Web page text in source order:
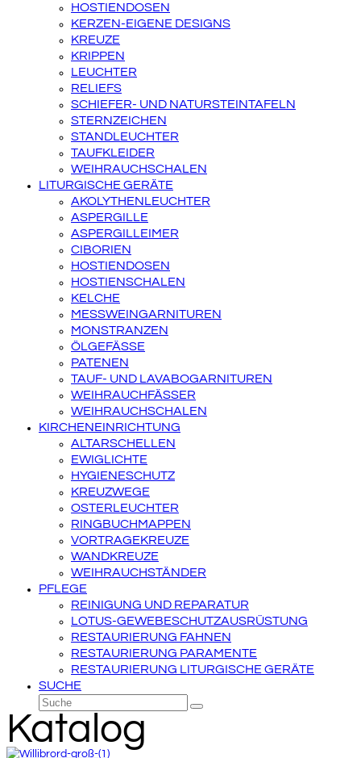
HOSTIENDOSEN
KERZEN-EIGENE DESIGNS
KREUZE
KRIPPEN
LEUCHTER
RELIEFS
SCHIEFER- UND NATURSTEINTAFELN
STERNZEICHEN
STANDLEUCHTER
TAUFKLEIDER
WEIHRAUCHSCHALEN
LITURGISCHE GERÄTE
AKOLYTHENLEUCHTER
ASPERGILLE
ASPERGILLEIMER
CIBORIEN
HOSTIENDOSEN
HOSTIENSCHALEN
KELCHE
MESSWEINGARNITUREN
MONSTRANZEN
ÖLGEFÄSSE
PATENEN
TAUF- UND LAVABOGARNITUREN
WEIHRAUCHFÄSSER
WEIHRAUCHSCHALEN
KIRCHENEINRICHTUNG
ALTARSCHELLEN
EWIGLICHTE
HYGIENESCHUTZ
KREUZWEGE
OSTERLEUCHTER
RINGBUCHMAPPEN
VORTRAGEKREUZE
WANDKREUZE
WEIHRAUCHSTÄNDER
PFLEGE
REINIGUNG UND REPARATUR
LOTUS-GEWEBESCHUTZAUSRÜSTUNG
RESTAURIERUNG FAHNEN
RESTAURIERUNG PARAMENTE
RESTAURIERUNG LITURGISCHE GERÄTE
SUCHE
Suche
Senden
Katalog